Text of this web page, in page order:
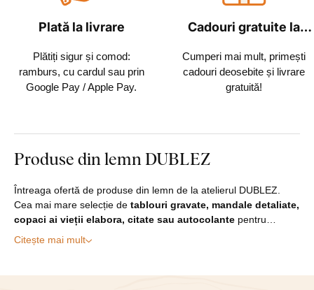
Plată la livrare
Plătiți sigur și comod:
ramburs, cu cardul sau prin
Google Pay / Apple Pay.
Cadouri gratuite la
Cumperi mai mult, primești
cadouri deosebite și livrare
gratuită!
Produse din lemn DUBLEZ
Întreaga ofertă de produse din lemn de la atelierul DUBLEZ.
Cea mai mare selecție de tablouri gravate, mandale detaliate,
copaci ai vieții elabora, citate sau autocolante pentru…
Citește mai mult